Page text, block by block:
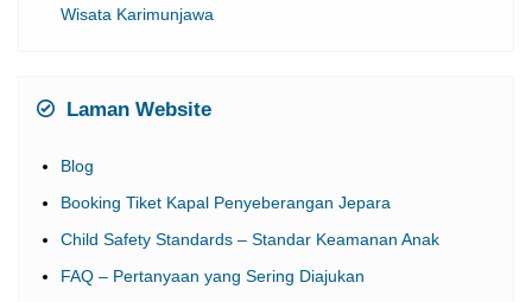
Wisata Karimunjawa
Laman Website
Blog
Booking Tiket Kapal Penyeberangan Jepara
Child Safety Standards – Standar Keamanan Anak
FAQ – Pertanyaan yang Sering Diajukan